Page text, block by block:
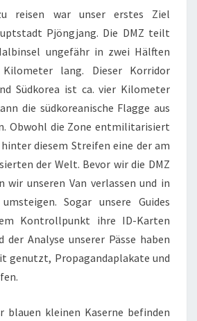
reisen war unser erstes Ziel
Pjöngjang. Die DMZ teilt
ungefähr in zwei Hälften
lang. Dieser Korridor
Südkorea ist ca. vier Kilometer
die südkoreanische Flagge aus
Obwohl die Zone entmilitarisiert
diesem Streifen eine der am
der Welt. Bevor wir die DMZ
wir unseren Van verlassen und in
Sogar unsere Guides
Kontrollpunkt ihre ID-Karten
der Analyse unserer Pässe haben
genutzt, Propagandaplakate und
blauen kleinen Kaserne befinden